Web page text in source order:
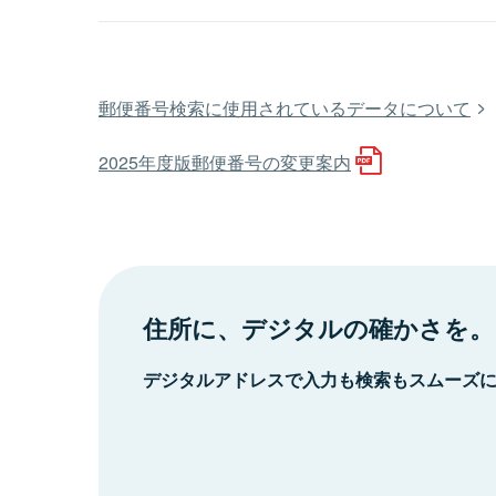
郵便番号検索に使用されているデータについて
2025年度版郵便番号の変更案内
住所に、デジタルの確かさを。
デジタルアドレスで入力も検索もスムーズ